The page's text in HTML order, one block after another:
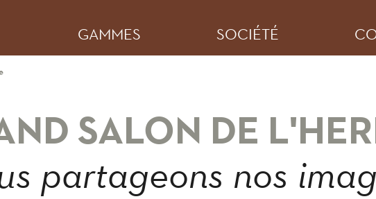
SALON DE
partageons nos
GAMMES SOCIÉTÉ